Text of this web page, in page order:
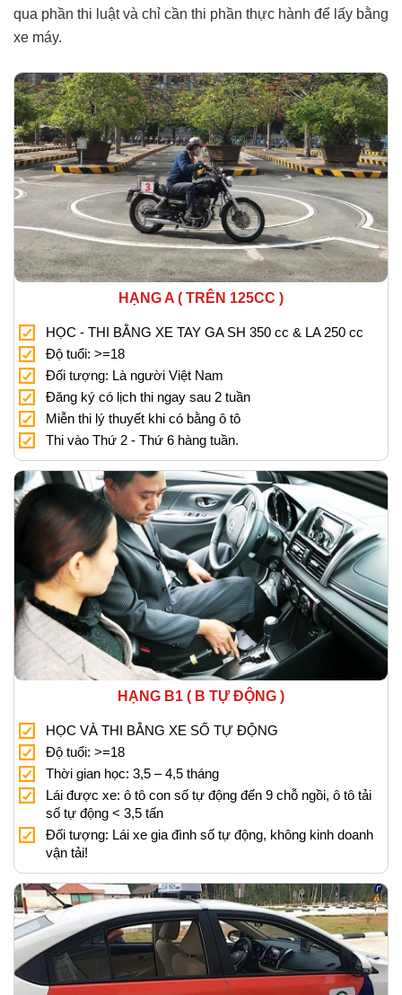
qua phần thi luật và chỉ cần thi phần thực hành để lấy bằng
xe máy.
HẠNG A ( TRÊN 125CC )
HỌC - THI BẰNG XE TAY GA SH 350 cc & LA 250 cc
Độ tuổi: >=18
Đối tượng: Là người Việt Nam
Đăng ký có lịch thi ngay sau 2 tuần
Miễn thi lý thuyết khi có bằng ô tô
Thi vào Thứ 2 - Thứ 6 hàng tuần.
HẠNG B1 ( B TỰ ĐỘNG )
HỌC VÀ THI BẰNG XE SỐ TỰ ĐỘNG
Độ tuổi: >=18
Thời gian học: 3,5 – 4,5 tháng
Lái được xe: ô tô con số tự động đến 9 chỗ ngồi, ô tô tải
số tự động < 3,5 tấn
Đối tượng: Lái xe gia đình số tự động, không kinh doanh
vận tải!